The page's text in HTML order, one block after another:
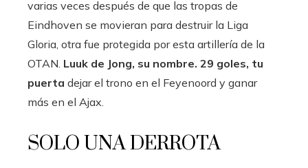
varias veces después de que las tropas de
Eindhoven se movieran para destruir la Liga
Gloria, otra fue protegida por esta artillería de la
OTAN. Luuk de Jong, su nombre. 29 goles, tu
puerta dejar el trono en el Feyenoord y ganar
más en el Ajax.
SOLO UNA DERROTA